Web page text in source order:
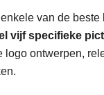
van de
vijf specifieke
logo ontwerpen,